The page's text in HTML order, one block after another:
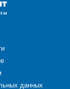
данных